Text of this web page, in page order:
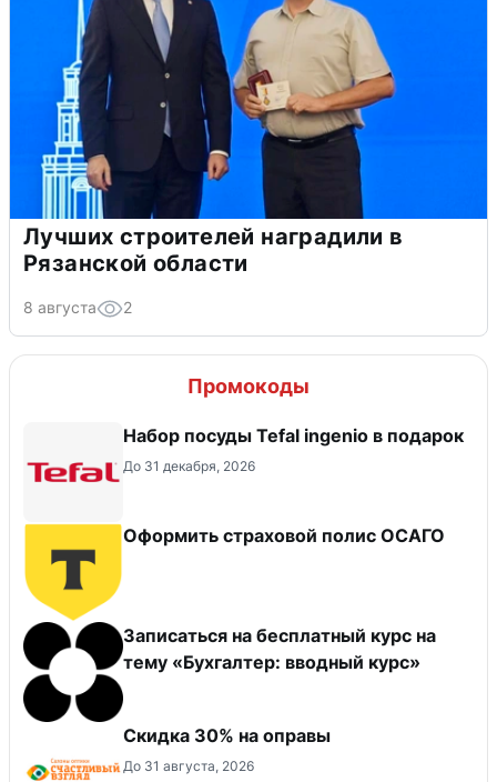
Лучших строителей наградили в
Рязанской области
8 августа 2
Промокоды
Набор посуды Tefal ingenio в подарок
До 31 декабря, 2026
Оформить страховой полис ОСАГО
Записаться на бесплатный курс на
тему «Бухгалтер: вводный курс»
Скидка 30% на оправы
До 31 августа, 2026